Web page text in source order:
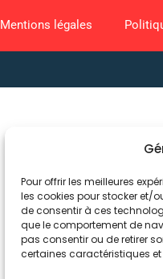
Pour offrir les meilleures
les cookies pour stocker et/
de consentir à ces
que le comportement de
pas consentir ou de retirer
certaines caractéristiques
Mentions légales